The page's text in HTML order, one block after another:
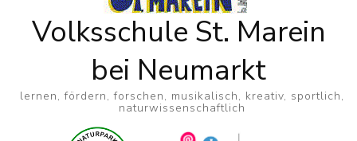
Volksschule St. Marein
bei Neumarkt
lernen, fördern, forschen, musikalisch, kreativ, sportlich,
naturwissenschaftlich